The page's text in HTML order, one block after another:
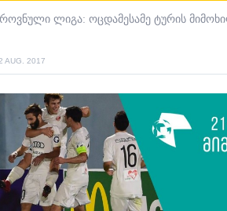
ლიგა: ოცდამესამე ტურის
AUG. 2017